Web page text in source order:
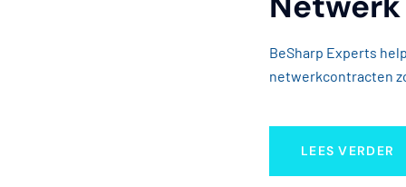
BeSharp Experts
netwerkcontracten
LEES VERDER